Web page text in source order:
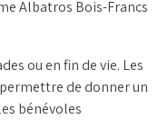
Albatros Bois-Francs
ou en fin de vie. Les
de donner un
bénévoles